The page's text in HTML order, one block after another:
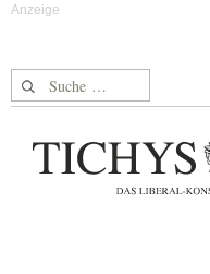
Suche nach: